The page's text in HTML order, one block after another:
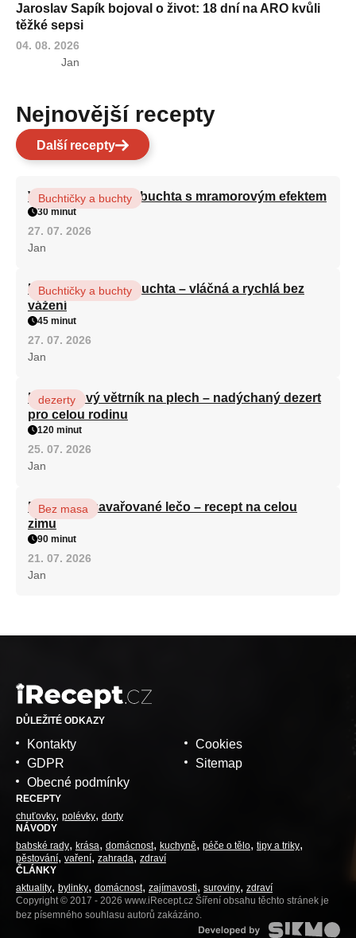
Jaroslav Sapík bojoval o život: 18 dní na ARO kvůli
těžké sepsi
04. 08. 2026
Jan
Nejnovější recepty
Další recepty
Vláčná olejová litá buchta s mramorovým efektem
Buchtičky a buchty
30 minut
27. 07. 2026
Jan
Hrnková maková buchta – vláčná a rychlá bez
vážení
Buchtičky a buchty
45 minut
27. 07. 2026
Jan
Karamelový větrník na plech – nadýchaný dezert
pro celou rodinu
dezerty
120 minut
25. 07. 2026
Jan
Babiččino zavařované lečo – recept na celou
zimu
Bez masa
90 minut
21. 07. 2026
Jan
DŮLEŽITÉ ODKAZY
Kontakty
GDPR
Obecné podmínky
Cookies
Sitemap
RECEPTY
chuťovky polévky dorty
NÁVODY
babské rady krása domácnost kuchyně péče o tělo tipy a triky
pěstování vaření zahrada zdraví
ČLÁNKY
aktuality bylinky domácnost zajímavosti suroviny zdraví
Copyright © 2017 - 2026 www.iRecept.cz Šíření obsahu těchto stránek je
bez písemného souhlasu autorů zakázáno.